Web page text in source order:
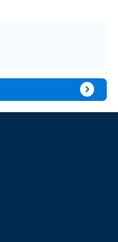
expand_circle_right